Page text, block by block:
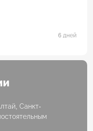
6 дней
Санкт-